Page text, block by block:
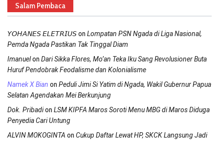
Salam Pembaca
𝘠𝘖𝘏𝘈𝘕𝘌𝘚 𝘌𝘓𝘌𝘛𝘙𝘐𝘜𝘚on Lompatan PSN Ngada di Liga Nasional,
Pemda Ngada Pastikan Tak Tinggal Diam
Imanuelon Dari Sikka Flores, Mo’an Teka Iku Sang Revolusioner Buta
Huruf Pendobrak Feodalisme dan Kolonialisme
Namek X Bian on Peduli Jimi Si Yatim di Ngada, Wakil Gubernur Papua
Selatan Agendakan Mei Berkunjung
Dok. Pribadion LSM KIPFA Maros Soroti Menu MBG di Maros Diduga
Penyedia Cari Untung
ALVIN MOKOGINTA on Cukup Daftar Lewat HP, SKCK Langsung Jadi